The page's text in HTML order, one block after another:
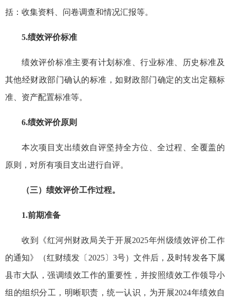
括：收集资料、问卷调查和情况汇报等。
5.绩效评价标准
绩效评价标准主要有计划标准、行业标准、历史标准及
其他经财政部门确认的标准，如财政部门确定的支出定额标
准、资产配置标准等。
6.绩效评价原则
本次项目支出绩效自评坚持全方位、全过程、全覆盖的
原则，对所有项目支出进行自评。
（三）绩效评价工作过程。
1.前期准备
收到《红河州财政局关于开展2025年州级绩效评价工作
的通知》（红财绩发〔2025〕3号）文件后，及时转发各下属
县市大队，强调绩效工作的重要性，并按照绩效工作领导小
组的组织分工，明晰职责，统一认识，为开展2024年绩效自